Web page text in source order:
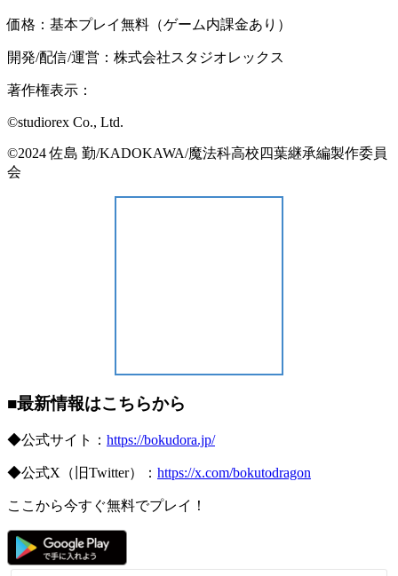
価格：基本プレイ無料（ゲーム内課金あり）
開発/配信/運営：株式会社スタジオレックス
著作権表示：
©studiorex Co., Ltd.
©2024 佐島 勤/KADOKAWA/魔法科高校四葉継承編製作委員
会
■最新情報はこちらから
◆公式サイト： https://bokudora.jp/
◆公式X（旧Twitter）： https://x.com/bokutodragon
ここから今すぐ無料でプレイ！